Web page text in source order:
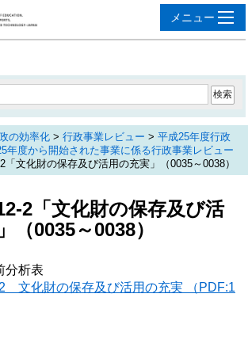
の効率化 > 行政事業レビュー > 平成25年度行政
年度から開始された事業に係る行政事業レビュー
「文化財の保存及び活用の充実」（0035～0038）
2「文化財の保存及び活
（0035～0038）
分析表
文化財の保存及び活用の充実 （PDF:1